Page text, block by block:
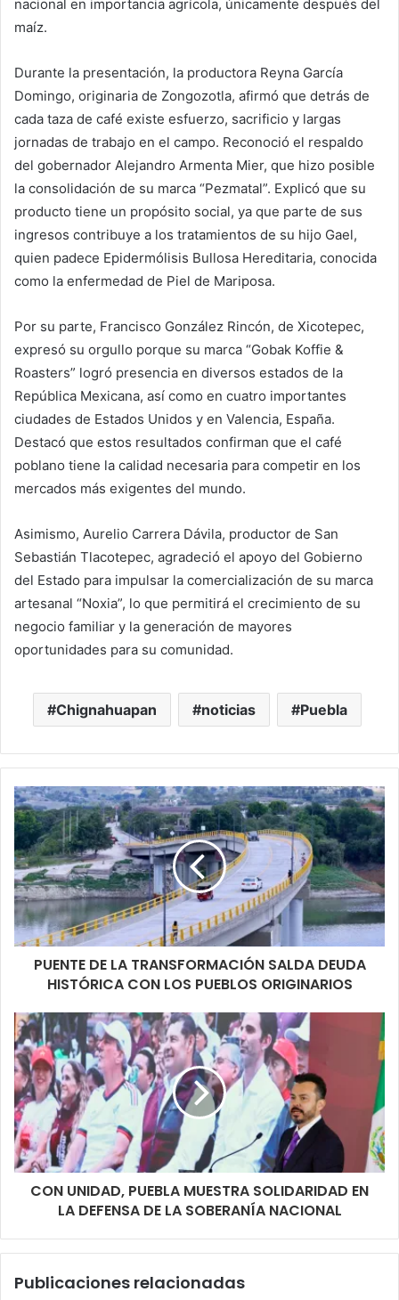
nacional en importancia agrícola, únicamente después del
maíz.
Durante la presentación, la productora Reyna García
Domingo, originaria de Zongozotla, afirmó que detrás de
cada taza de café existe esfuerzo, sacrificio y largas
jornadas de trabajo en el campo. Reconoció el respaldo
del gobernador Alejandro Armenta Mier, que hizo posible
la consolidación de su marca “Pezmatal”. Explicó que su
producto tiene un propósito social, ya que parte de sus
ingresos contribuye a los tratamientos de su hijo Gael,
quien padece Epidermólisis Bullosa Hereditaria, conocida
como la enfermedad de Piel de Mariposa.
Por su parte, Francisco González Rincón, de Xicotepec,
expresó su orgullo porque su marca “Gobak Koffie &
Roasters” logró presencia en diversos estados de la
República Mexicana, así como en cuatro importantes
ciudades de Estados Unidos y en Valencia, España.
Destacó que estos resultados confirman que el café
poblano tiene la calidad necesaria para competir en los
mercados más exigentes del mundo.
Asimismo, Aurelio Carrera Dávila, productor de San
Sebastián Tlacotepec, agradeció el apoyo del Gobierno
del Estado para impulsar la comercialización de su marca
artesanal “Noxia”, lo que permitirá el crecimiento de su
negocio familiar y la generación de mayores
oportunidades para su comunidad.
Chignahuapan noticias Puebla
PUENTE DE LA TRANSFORMACIÓN SALDA DEUDA
HISTÓRICA CON LOS PUEBLOS ORIGINARIOS
CON UNIDAD, PUEBLA MUESTRA SOLIDARIDAD EN
LA DEFENSA DE LA SOBERANÍA NACIONAL
Publicaciones relacionadas